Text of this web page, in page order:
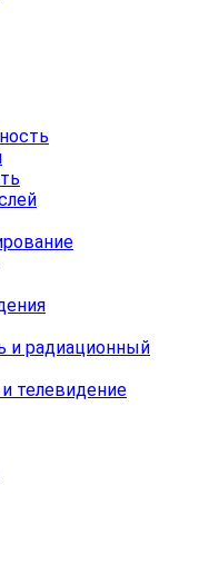
и радиационный
телевидение